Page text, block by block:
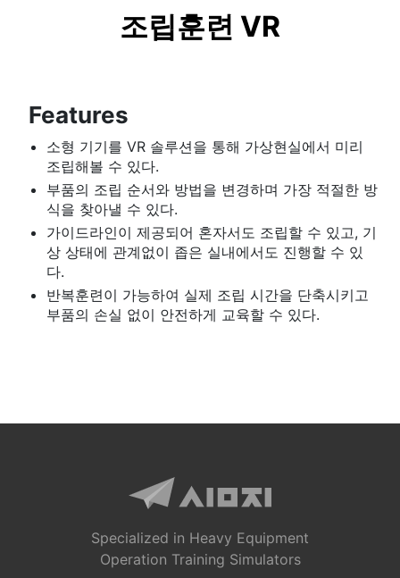
조립훈련 VR
Features
소형 기기를 VR 솔루션을 통해 가상현실에서 미리
조립해볼 수 있다.
부품의 조립 순서와 방법을 변경하며 가장 적절한 방
식을 찾아낼 수 있다.
가이드라인이 제공되어 혼자서도 조립할 수 있고, 기
상 상태에 관계없이 좁은 실내에서도 진행할 수 있
다.
반복훈련이 가능하여 실제 조립 시간을 단축시키고
부품의 손실 없이 안전하게 교육할 수 있다.
Specialized in Heavy Equipment
Operation Training Simulators